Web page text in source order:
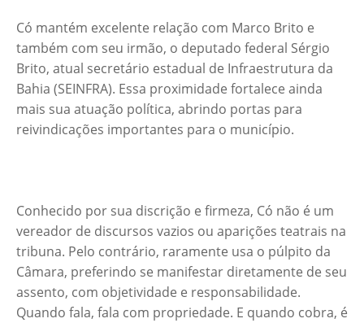
Có mantém excelente relação com Marco Brito e
também com seu irmão, o deputado federal Sérgio
Brito, atual secretário estadual de Infraestrutura da
Bahia (SEINFRA). Essa proximidade fortalece ainda
mais sua atuação política, abrindo portas para
reivindicações importantes para o município.
Conhecido por sua discrição e firmeza, Có não é um
vereador de discursos vazios ou aparições teatrais na
tribuna. Pelo contrário, raramente usa o púlpito da
Câmara, preferindo se manifestar diretamente de seu
assento, com objetividade e responsabilidade.
Quando fala, fala com propriedade. E quando cobra, é